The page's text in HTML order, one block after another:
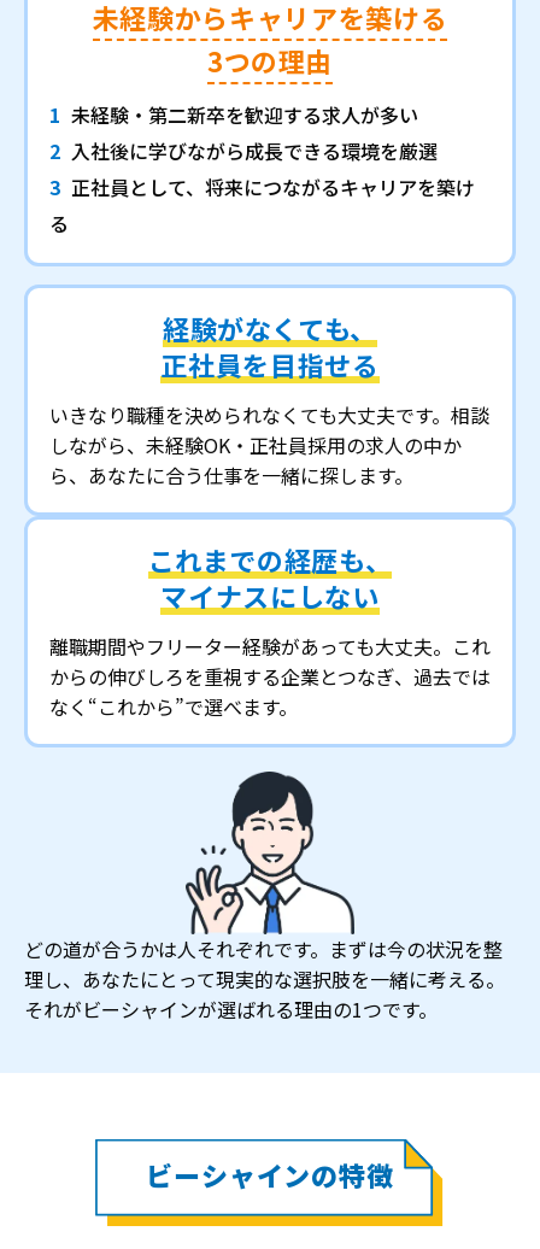
未経験からキャリアを築ける
3つの理由
1 未経験・第二新卒を歓迎する求人が多い
2 入社後に学びながら成長できる環境を厳選
3 正社員として、将来につながるキャリアを築け
る
経験がなくても、
正社員を目指せる
いきなり職種を決められなくても大丈夫です。相談
しながら、未経験OK・正社員採用の求人の中か
ら、あなたに合う仕事を一緒に探します。
これまでの経歴も、
マイナスにしない
離職期間やフリーター経験があっても大丈夫。これ
からの伸びしろを重視する企業とつなぎ、過去では
なく“これから”で選べます。
どの道が合うかは人それぞれです。まずは今の状況を整
理し、あなたにとって現実的な選択肢を一緒に考える。
それがビーシャインが選ばれる理由の1つです。
ビーシャインの特徴